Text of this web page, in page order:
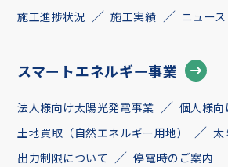
施工進捗状況
施工実績 ニュー
スマートエネルギー事業
法人様向け太陽光発電事業 個人様
土地買取（自然エネルギー用地）
太
出力制限について
停電時のご案内